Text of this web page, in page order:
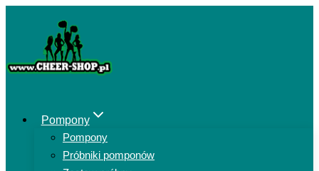
Pompony
Pompony
Próbniki pomponów